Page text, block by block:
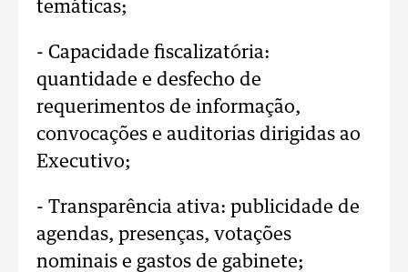
temáticas;
- Capacidade fiscalizatória:
quantidade e desfecho de
requerimentos de informação,
convocações e auditorias dirigidas ao
Executivo;
- Transparência ativa: publicidade de
agendas, presenças, votações
nominais e gastos de gabinete;